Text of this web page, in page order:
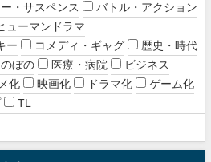
・サスペンス
バトル・アクション
ューマンドラマ
ー
コメディ・ギャグ
歴史・時代
ぼの 医療・病院
ビジネス
化 映画化 ドラマ化
ゲーム化
TL